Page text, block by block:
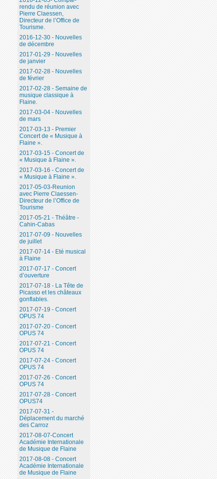
rendu de réunion avec
Pierre Claessen,
Directeur de l’Office de
Tourisme.
2016-12-30 - Nouvelles
de décembre
2017-01-29 - Nouvelles
de janvier
2017-02-28 - Nouvelles
de février
2017-02-28 - Semaine de
musique classique à
Flaine.
2017-03-04 - Nouvelles
de mars
2017-03-13 - Premier
Concert de « Musique à
Flaine ».
2017-03-15 - Concert de
« Musique à Flaine ».
2017-03-16 - Concert de
« Musique à Flaine ».
2017-05-03-Reunion
avec Pierre Claessen-
Directeur de l’Office de
Tourisme
2017-05-21 - Théâtre -
Cahin-Cabas
2017-07-09 - Nouvelles
de juillet
2017-07-14 - Eté musical
à Flaine
2017-07-17 - Concert
d’ouverture
2017-07-18 - La Tête de
Picasso et les châteaux
gonflables.
2017-07-19 - Concert
OPUS 74
2017-07-20 - Concert
OPUS 74
2017-07-21 - Concert
OPUS 74
2017-07-24 - Concert
OPUS 74
2017-07-26 - Concert
OPUS 74
2017-07-28 - Concert
OPUS74
2017-07-31 -
Déplacement du marché
des Carroz
2017-08-07-Concert
Académie Internationale
de Musique de Flaine
2017-08-08 - Concert
Académie Internationale
de Musique de Flaine